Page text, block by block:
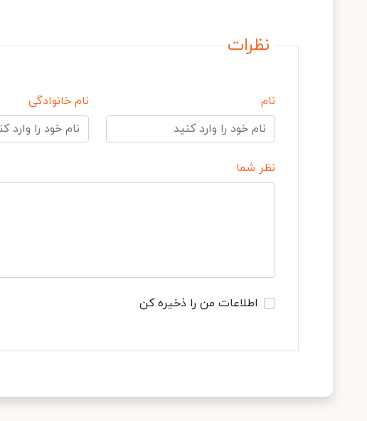
نظرات
نام نام خانوادگی
نظر شما
اطلاعات من را ذخیره کن